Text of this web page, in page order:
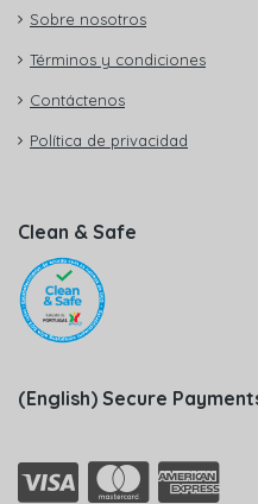
Sobre nosotros
Términos y condiciones
Contáctenos
Política de privacidad
Clean & Safe
(English) Secure